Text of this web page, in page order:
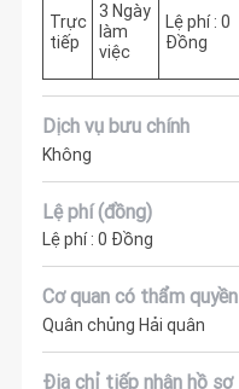
Trực
tiếp
3 Ngày
làm
việc
Lệ phí : 0
Đồng
Dịch vụ bưu chính
Không
Lệ phí (đồng)
Lệ phí : 0 Đồng
Cơ quan có thẩm quyền
Quân chủng Hải quân
Địa chỉ tiếp nhận hồ sơ